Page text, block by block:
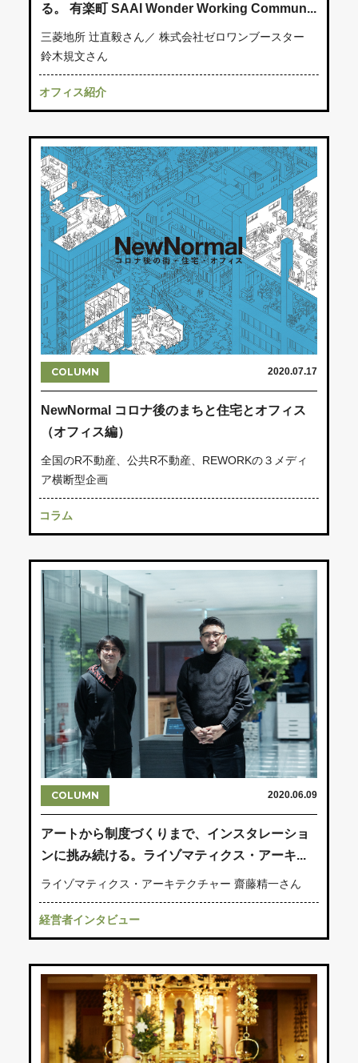
る。 有楽町 SAAI Wonder Working Commun...
三菱地所 辻直毅さん／ 株式会社ゼロワンブースター
鈴木規文さん
オフィス紹介
COLUMN 2020.07.17
NewNormal コロナ後のまちと住宅とオフィス
（オフィス編）
全国のR不動産、公共R不動産、REWORKの３メディ
ア横断型企画
コラム
COLUMN 2020.06.09
アートから制度づくりまで、インスタレーショ
ンに挑み続ける。ライゾマティクス・アーキ...
ライゾマティクス・アーキテクチャー 齋藤精一さん
経営者インタビュー